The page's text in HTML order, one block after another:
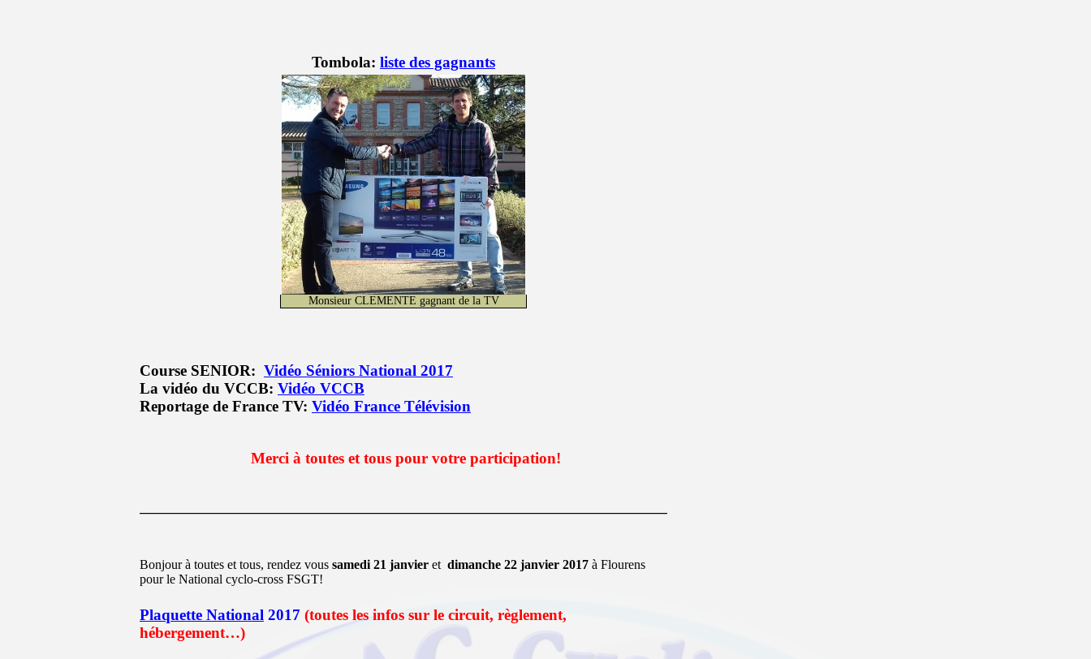
Tombola: liste des gagnants
Monsieur CLEMENTE gagnant de la TV
Course SENIOR: Vidéo Séniors National 2017
La vidéo du VCCB: Vidéo VCCB
Reportage de France TV: Vidéo France Télévision
Merci à toutes et tous pour votre participation!
———————————————————————————————————————————
Bonjour à toutes et tous, rendez vous samedi 21 janvier et dimanche 22 janvier 2017 à Flourens
pour le National cyclo-cross FSGT!
Plaquette National 2017 (toutes les infos sur le circuit, règlement,
hébergement…)